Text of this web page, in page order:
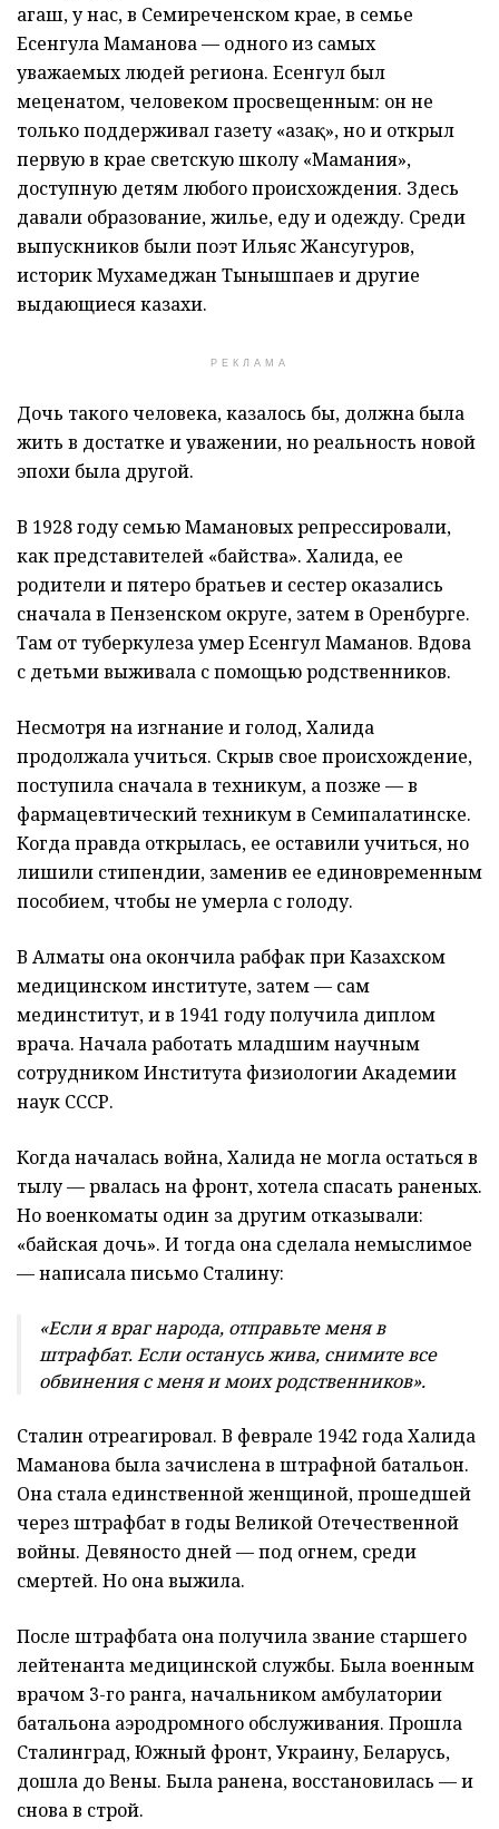
агаш, у нас, в Семиреченском крае, в семье
Есенгула Маманова — одного из самых
уважаемых людей региона. Есенгул был
меценатом, человеком просвещенным: он не
только поддерживал газету «Қазақ», но и открыл
первую в крае светскую школу «Мамания»,
доступную детям любого происхождения. Здесь
давали образование, жилье, еду и одежду. Среди
выпускников были поэт Ильяс Жансугуров,
историк Мухамеджан Тынышпаев и другие
выдающиеся казахи.
РЕКЛАМА
Дочь такого человека, казалось бы, должна была
жить в достатке и уважении, но реальность новой
эпохи была другой.
В 1928 году семью Мамановых репрессировали,
как представителей «байства». Халида, ее
родители и пятеро братьев и сестер оказались
сначала в Пензенском округе, затем в Оренбурге.
Там от туберкулеза умер Есенгул Маманов. Вдова
с детьми выживала с помощью родственников.
Несмотря на изгнание и голод, Халида
продолжала учиться. Скрыв свое происхождение,
поступила сначала в техникум, а позже — в
фармацевтический техникум в Семипалатинске.
Когда правда открылась, ее оставили учиться, но
лишили стипендии, заменив ее единовременным
пособием, чтобы не умерла с голоду.
В Алматы она окончила рабфак при Казахском
медицинском институте, затем — сам
мединститут, и в 1941 году получила диплом
врача. Начала работать младшим научным
сотрудником Института физиологии Академии
наук СССР.
Когда началась война, Халида не могла остаться в
тылу — рвалась на фронт, хотела спасать раненых.
Но военкоматы один за другим отказывали:
«байская дочь». И тогда она сделала немыслимое
— написала письмо Сталину:
«Если я враг народа, отправьте меня в
штрафбат. Если останусь жива, снимите все
обвинения с меня и моих родственников».
Сталин отреагировал. В феврале 1942 года Халида
Маманова была зачислена в штрафной батальон.
Она стала единственной женщиной, прошедшей
через штрафбат в годы Великой Отечественной
войны. Девяносто дней — под огнем, среди
смертей. Но она выжила.
После штрафбата она получила звание старшего
лейтенанта медицинской службы. Была военным
врачом 3-го ранга, начальником амбулатории
батальона аэродромного обслуживания. Прошла
Сталинград, Южный фронт, Украину, Беларусь,
дошла до Вены. Была ранена, восстановилась — и
снова в строй.